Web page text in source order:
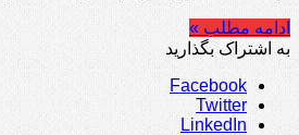
ادامه مطلب »
به اشتراک بگذارید
Facebook
Twitter
LinkedIn